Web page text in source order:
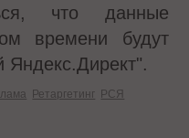
что данные
времени будут
Яндекс.Директ".
Ретаргетинг РСЯ